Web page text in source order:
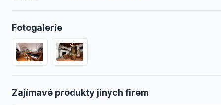
Fotogalerie
Zajímavé produkty jiných firem